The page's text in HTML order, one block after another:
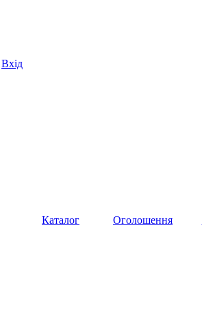
Вхід
Каталог Оголошення